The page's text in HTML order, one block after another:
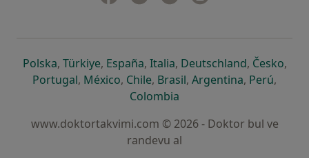
Polskayeni bir sekmede açılır
, Türkiyeyeni bir sekmede açılır
, Españayeni bir sekmede açılır
, Italiayeni bir sekmede açılır
, Deutschlandyeni bir
, Českoyeni
,
Portugalyeni bir sekmede açılır
, Méxicoyeni bir sekmede açılır
, Chileyeni bir sekmede açılır
, Brasilyeni bir sekmede açılır
, Argentinayeni bir
, Perúyeni
,
Colombia
www.doktortakvimi.com © 2026 - Doktor bul ve
randevu al